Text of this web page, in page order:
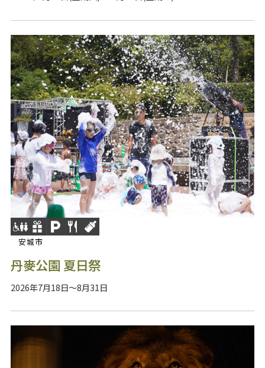
安城市
丹麥公園 夏日祭
2026年7月18日～8月31日